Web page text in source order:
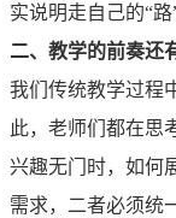
实说明走自己的“
二、教学的前奏还
我们传统教学过程
此，老师们都在思
兴趣无门时，如何
需求，二者必须统